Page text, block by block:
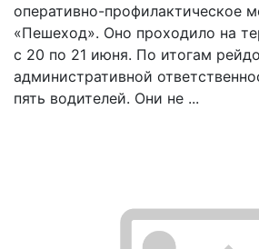
оперативно-профилактическое
«Пешеход». Оно проходило на
с 20 по 21 июня. По итогам
административной
пять водителей. Они не ...